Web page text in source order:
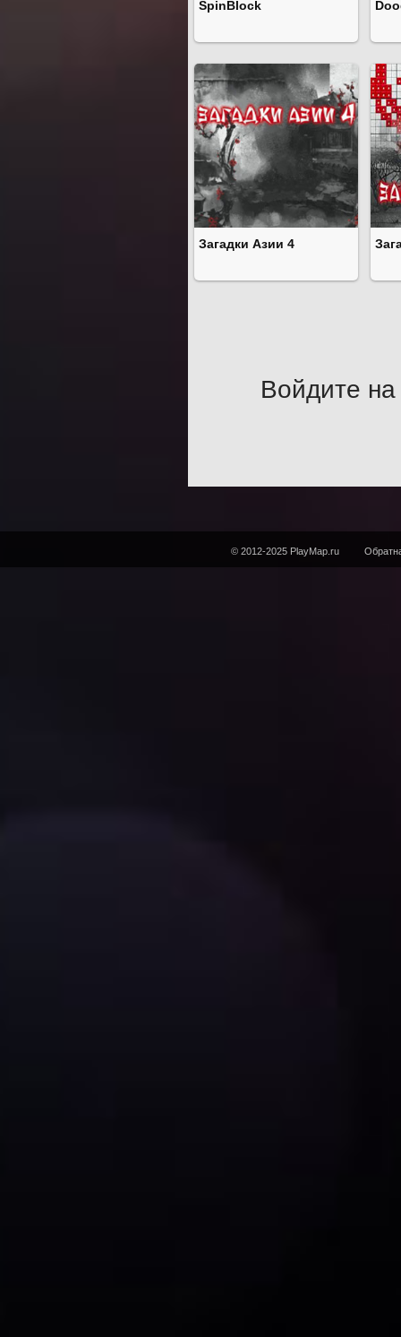
SpinBlock
Загадки Азии 4
Войдите на
© 2012-2025 PlayMap.ru